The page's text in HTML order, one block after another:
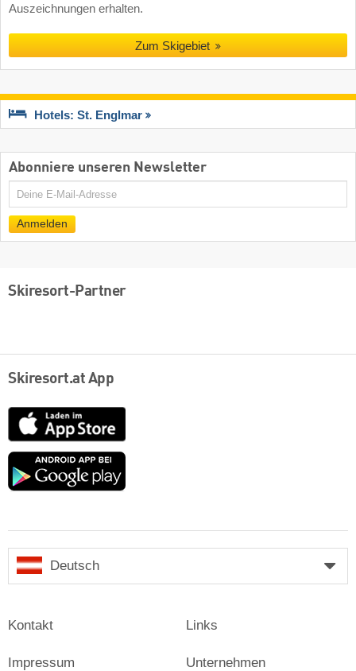
Auszeichnungen erhalten.
Zum Skigebiet
Hotels: St. Englmar
Abonniere unseren Newsletter
E-
Anmelden
Skiresort-Partner
Skiresort.at App
App
Store
Google
Deutsch
Kontakt
Impressum
Links
Unternehmen